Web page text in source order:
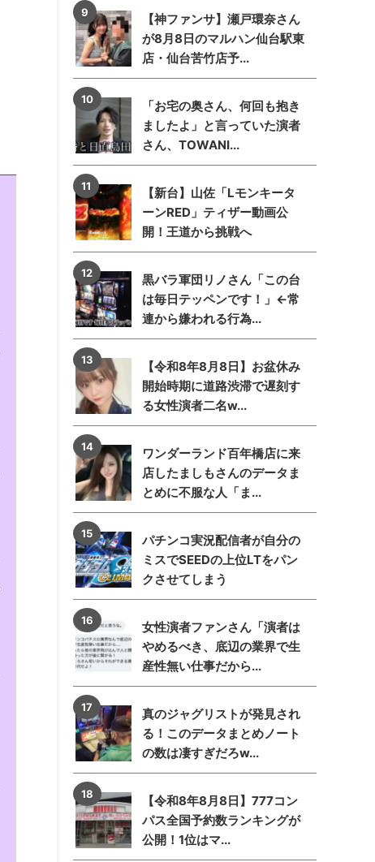
【神ファンサ】瀬戸環奈さん
が8月8日のマルハン仙台駅東
店・仙台苦竹店予...
「お宅の奥さん、何回も抱き
ましたよ」と言っていた演者
さん、TOWANI...
【新台】山佐「Lモンキータ
ーンRED」ティザー動画公
開！王道から挑戦へ
黒バラ軍団リノさん「この台
は毎日テッペンです！」←常
連から嫌われる行為...
【令和8年8月8日】お盆休み
開始時期に道路渋滞で遅刻す
る女性演者二名w...
ワンダーランド百年橋店に来
店したましもさんのデータま
とめに不服な人「ま...
パチンコ実況配信者が自分の
ミスでSEEDの上位LTをパン
クさせてしまう
女性演者ファンさん「演者は
やめるべき、底辺の業界で生
産性無い仕事だから...
真のジャグリストが発見され
る！このデータまとめノート
の数は凄すぎだろw...
【令和8年8月8日】777コン
パス全国予約数ランキングが
公開！1位はマ...